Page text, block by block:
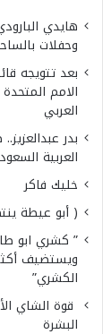
هايدي
وحفلات
بعد تتويجه
العربي
بدر
العربية
خليك فاكر
( أبو عيطة
” كشري ابو
الكشري”
البشرة